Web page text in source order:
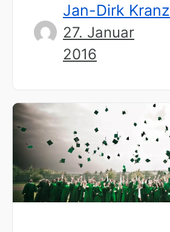
Jan-Dirk Kranz
27. Januar
2016